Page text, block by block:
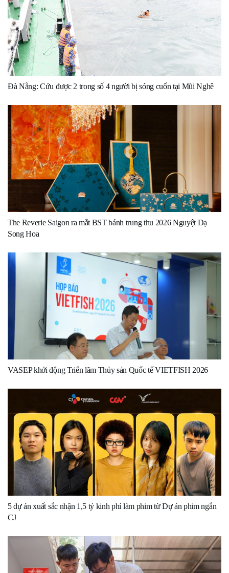
Đà Nẵng: Cứu được 2 trong số 4 người bị sóng cuốn tại Mũi Nghê
The Reverie Saigon ra mắt BST bánh trung thu 2026 Nguyệt Dạ
Song Hoa
VASEP khởi động Triển lãm Thủy sản Quốc tế VIETFISH 2026
5 dự án xuất sắc nhận 1,5 tỷ kinh phí làm phim từ Dự án phim ngắn
CJ